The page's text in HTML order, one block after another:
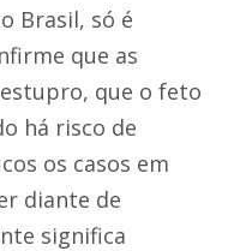
Brasil, só é
que as
que o feto
há risco de
os casos em
diante de
significa